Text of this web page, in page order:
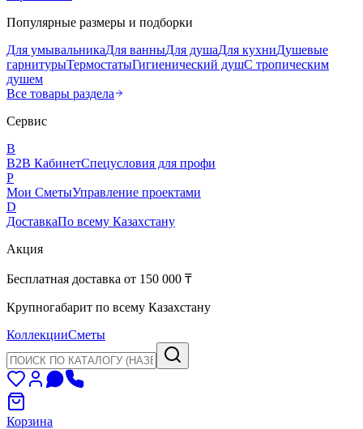
Популярные размеры и подборки
Для умывальникаДля ванныДля душаДля кухниДушевые
гарнитурыТермостатыГигиенический душС тропическим
душем
Все товары раздела
Сервис
B
B2B КабинетСпецусловия для профи
P
Мои СметыУправление проектами
D
ДоставкаПо всему Казахстану
Акция
Бесплатная доставка от 150 000 ₸
Крупногабарит по всему Казахстану
КоллекцииСметы
Корзина